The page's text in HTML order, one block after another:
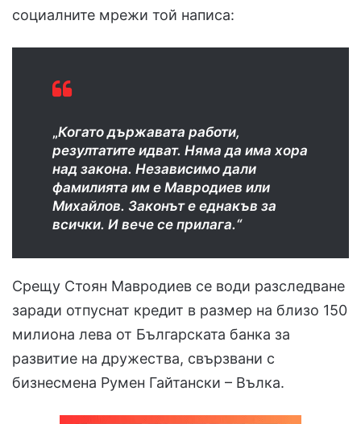
социалните мрежи той написа:
„Когато държавата работи,
резултатите идват. Няма да има хора
над закона. Независимо дали
фамилията им е Мавродиев или
Михайлов. Законът е еднакъв за
всички. И вече се прилага.“
Срещу Стоян Мавродиев се води разследване
заради отпуснат кредит в размер на близо 150
милиона лева от Българската банка за
развитие на дружества, свързвани с
бизнесмена Румен Гайтански – Вълка.